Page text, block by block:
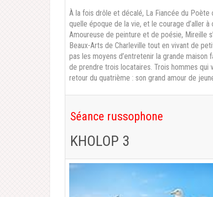
À la fois drôle et décalé, La Fiancée du
quelle époque de la vie, et le courage d’aller
Amoureuse de peinture et de poésie, Mireille
Beaux-Arts de Charleville tout en vivant de
pas les moyens d’entretenir la grande
de prendre trois locataires. Trois hommes qui
retour du quatrième : son grand amour de
Séance russophone
KHOLOP 3